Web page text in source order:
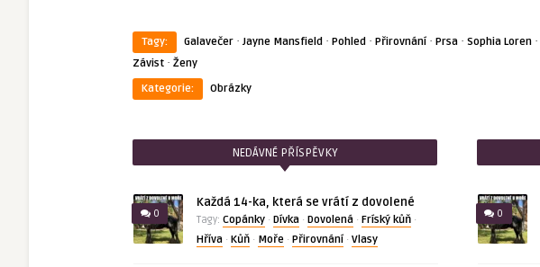
Tagy: Galavečer · Jayne Mansfield · Pohled · Přirovnání· Prsa · Sophia Loren ·
Závist · Ženy
Kategorie:
Obrázky
NEDÁVNÉ PŘÍSPĚVKY
0
Každá 14-ka, která se vrátí z dovolené
Tagy: Copánky · Dívka · Dovolená · Fríský kůň ·
Hříva · Kůň · Moře · Přirovnání· Vlasy
0